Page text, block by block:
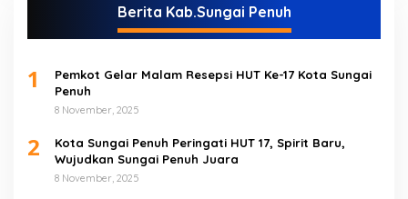
Berita Kab.Sungai Penuh
1
Pemkot Gelar Malam Resepsi HUT Ke-17 Kota Sungai
Penuh
8 November, 2025
2
Kota Sungai Penuh Peringati HUT 17, Spirit Baru,
Wujudkan Sungai Penuh Juara
8 November, 2025